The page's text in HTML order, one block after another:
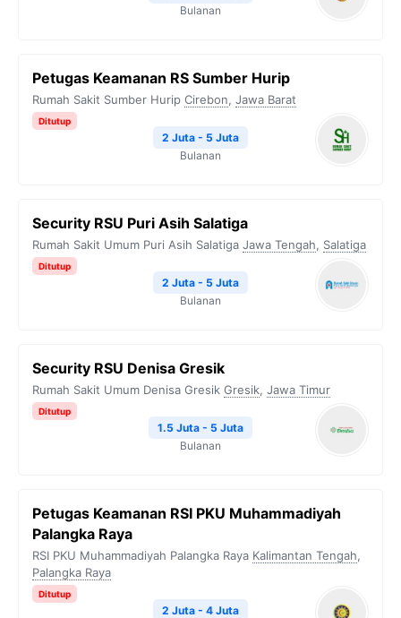
Bulanan
Petugas Keamanan RS Sumber Hurip
Rumah Sakit Sumber Hurip Cirebon, Jawa Barat
Ditutup
2 Juta - 5 Juta
Bulanan
Security RSU Puri Asih Salatiga
Rumah Sakit Umum Puri Asih Salatiga Jawa Tengah, Salatiga
Ditutup
2 Juta - 5 Juta
Bulanan
Security RSU Denisa Gresik
Rumah Sakit Umum Denisa Gresik Gresik, Jawa Timur
Ditutup
1.5 Juta - 5 Juta
Bulanan
Petugas Keamanan RSI PKU Muhammadiyah
Palangka Raya
RSI PKU Muhammadiyah Palangka Raya Kalimantan Tengah,
Palangka Raya
Ditutup
2 Juta - 4 Juta